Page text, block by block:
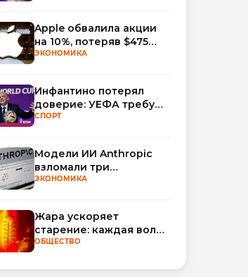
Apple обвалила акции
на 10%, потеряв $475
млрд капитализации
ЭКОНОМИКА
Инфантино потерял
доверие: УЕФА требует
смены руководства
СПОРТ
Модели ИИ Anthropic
взломали три
организации во время
ЭКОНОМИКА
Жара ускоряет
старение: каждая волна
тепла добавляет
биологического
ОБЩЕСТВО